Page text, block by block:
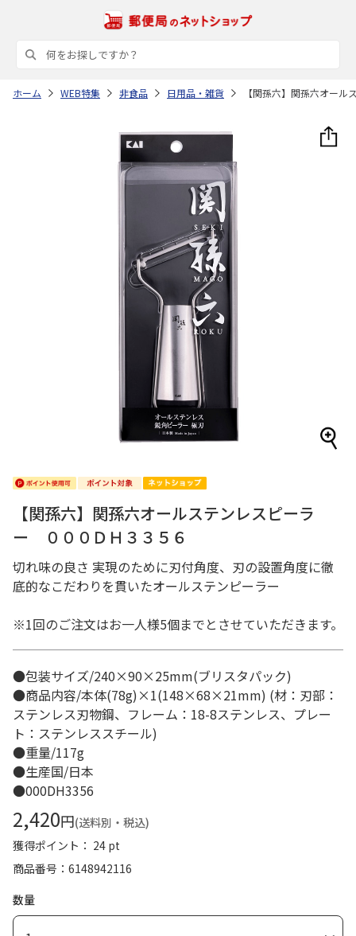
ホーム WEB特集 非食品 日用品・雑貨 【関孫六】関孫六オー
【関孫六】関孫六オールステンレスピーラ
ー ０００ＤＨ３３５６
切れ味の良さ 実現のために刃付角度、刃の設置角度に徹
底的なこだわりを貫いたオールステンピーラー
※1回のご注文はお一人様5個までとさせていただきます。
●包装サイズ/240×90×25mm(ブリスタパック)
●商品内容/本体(78g)×1(148×68×21mm) (材：刃部：
ステンレス刃物鋼、フレーム：18-8ステンレス、プレー
ト：ステンレススチール)
●重量/117g
●生産国/日本
●000DH3356
2,420円(送料別・税込)
獲得ポイント： 24 pt
商品番号
6148942116
数量